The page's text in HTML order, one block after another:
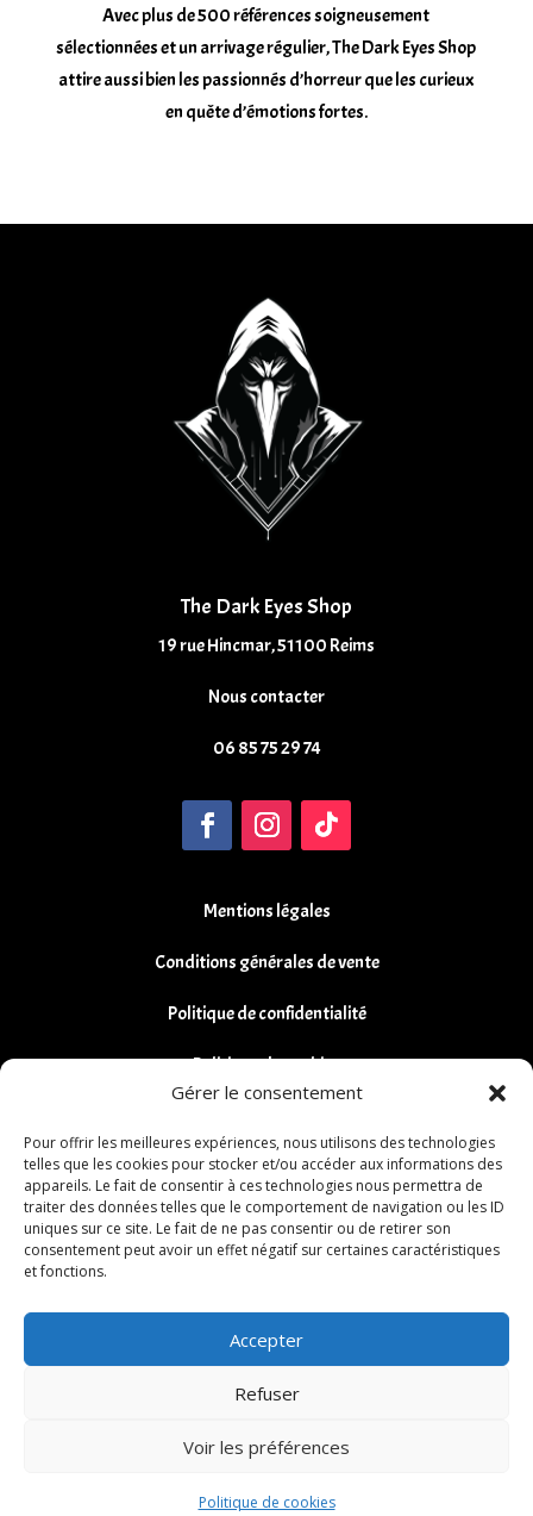
Gérer le consentement
Pour offrir les meilleures expériences, nous utilisons des technologies
telles que les cookies pour stocker et/ou accéder aux informations des
appareils. Le fait de consentir à ces technologies nous permettra de
traiter des données telles que le comportement de navigation ou les ID
uniques sur ce site. Le fait de ne pas consentir ou de retirer son
consentement peut avoir un effet négatif sur certaines caractéristiques
et fonctions.
Accepter
Refuser
Voir les préférences
Politique de cookies
Avec plus de 500 références soigneusement
sélectionnées et un arrivage régulier, The Dark Eyes Shop
attire aussi bien les passionnés d’horreur que les curieux
en quête d’émotions fortes.
The Dark Eyes Shop
19 rue Hincmar, 51100 Reims
Nous contacter
06 85 75 29 74
Mentions légales
Conditions générales de vente
Politique de confidentialité
Politique de cookies